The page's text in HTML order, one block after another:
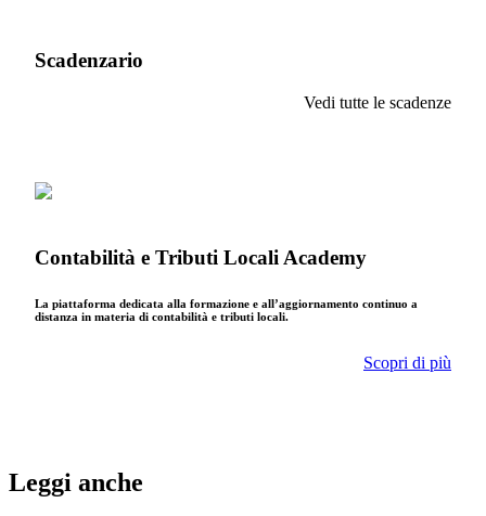
Scadenzario
Vedi tutte le scadenze
Contabilità e Tributi Locali Academy
La piattaforma dedicata alla formazione e all’aggiornamento continuo a
distanza in materia di contabilità e tributi locali.
Scopri di più
Leggi anche